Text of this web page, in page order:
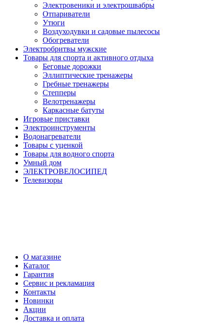
Электровеники и электрошвабры
Отпариватели
Утюги
Воздуходувки и садовые пылесосы
Обогреватели
Электробритвы мужские
Товары для спорта и активного отдыха
Беговые дорожки
Эллиптические тренажеры
Гребные тренажеры
Степперы
Велотренажеры
Каркасные батуты
Игровые приставки
Электроинструменты
Водонагреватели
Товары с уценкой
Товары для водного спорта
Умный дом
ЭЛЕКТРОВЕЛОСИПЕД
Телевизоры
О магазине
Каталог
Гарантия
Сервис и рекламация
Контакты
Новинки
Акции
Доставка и оплата